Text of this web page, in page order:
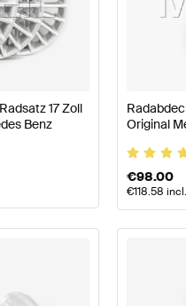
17 Zoll
Benz
Original
€98.00
€118.58